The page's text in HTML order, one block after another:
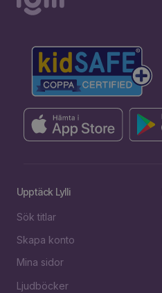
Upptäck Lylli
Sök titlar
Skapa konto
Mina sidor
Ljudböcker